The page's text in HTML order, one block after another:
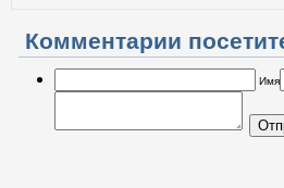
Комментарии